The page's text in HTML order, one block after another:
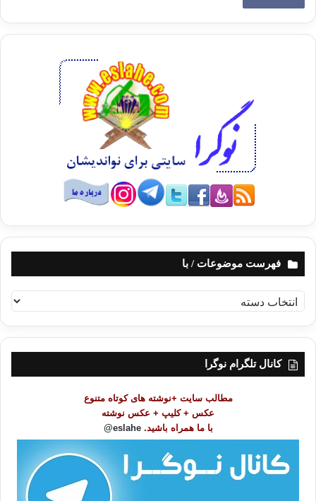
فهرست موضوعات / با
ه
ر
کانال تلگرام نوگرا
مطالب سایت +نوشته های کوتاه متنوع
عکس + کلیپ + عکس نوشته
با ما همراه باشید. eslahe@